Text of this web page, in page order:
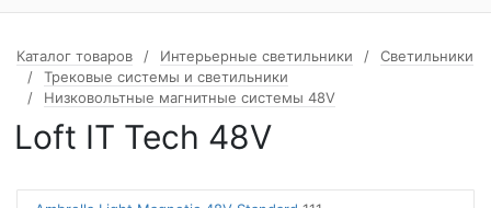
Каталог товаров Интерьерные светильники
Светильники
Трековые системы и светильники
Низковольтные магнитные системы 48V
Loft IT Tech 48V